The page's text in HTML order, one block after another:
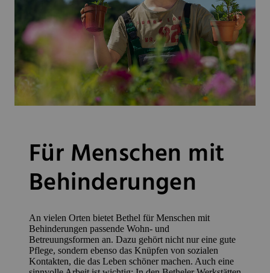
Für Menschen mit
Behinderungen
An vielen Orten bietet Bethel für Menschen mit
Behinderungen passende Wohn- und
Betreuungsformen an. Dazu gehört nicht nur eine gute
Pflege, sondern ebenso das Knüpfen von sozialen
Kontakten, die das Leben schöner machen. Auch eine